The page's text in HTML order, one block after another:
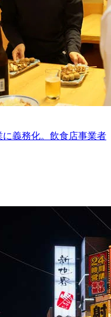
に義務化。飲食店事業者